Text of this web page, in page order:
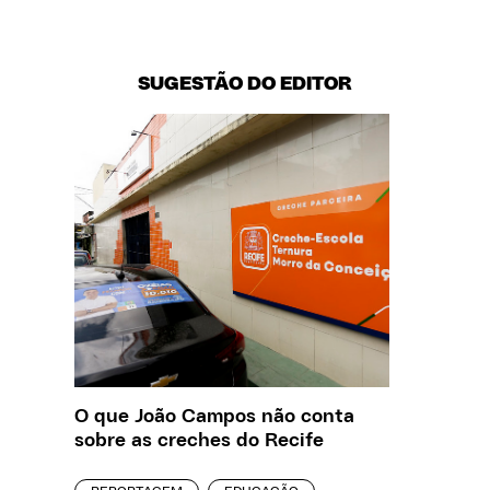
SUGESTÃO DO EDITOR
O que João Campos não conta
sobre as creches do Recife